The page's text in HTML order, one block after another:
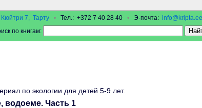
Кюйтри 7, Тарту • Тел.: +372 7 40 28 40 • Э-почта: info@kripta.ee
по книгам:
по экологии для детей 5-9 лет.
водоеме. Часть 1